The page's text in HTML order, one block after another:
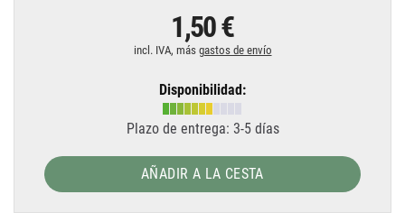
1,50 €
incl. IVA, más gastos de envío
Disponibilidad:
Plazo de entrega: 3-5 días
AÑADIR A LA CESTA